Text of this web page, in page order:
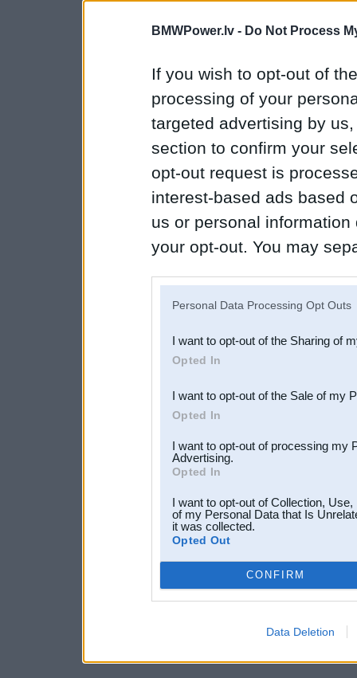
BMWPower.lv - Do Not Process
If you wish to opt-out of
processing of your
targeted advertising by
section to confirm your
opt-out request is
interest-based ads based
us or personal
your opt-out. You may
Downstream Participants
third parties.
Personal Data Processing Opt Outs
I want to opt-out of the Sharing of
Opted In
I want to opt-out of the Sale of my
Opted In
I want to opt-out of processing my
Advertising.
Opted In
I want to opt-out of Collection,
of my Personal Data that Is
it was collected.
Opted Out
CONFIRM
Data Deletion